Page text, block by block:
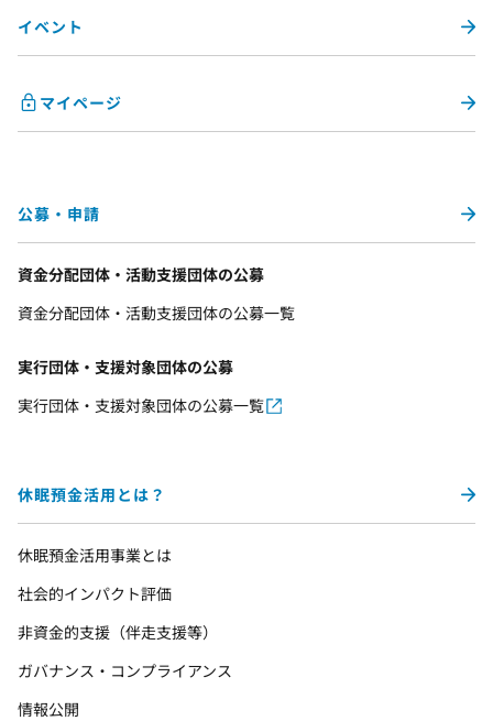
イベント
マイページ
公募・申請
資金分配団体・活動支援団体の公募
資金分配団体・活動支援団体の公募一覧
実行団体・支援対象団体の公募
実行団体・支援対象団体の公募一覧
休眠預金活用とは？
休眠預金活用事業とは
社会的インパクト評価
非資金的支援（伴走支援等）
ガバナンス・コンプライアンス
情報公開